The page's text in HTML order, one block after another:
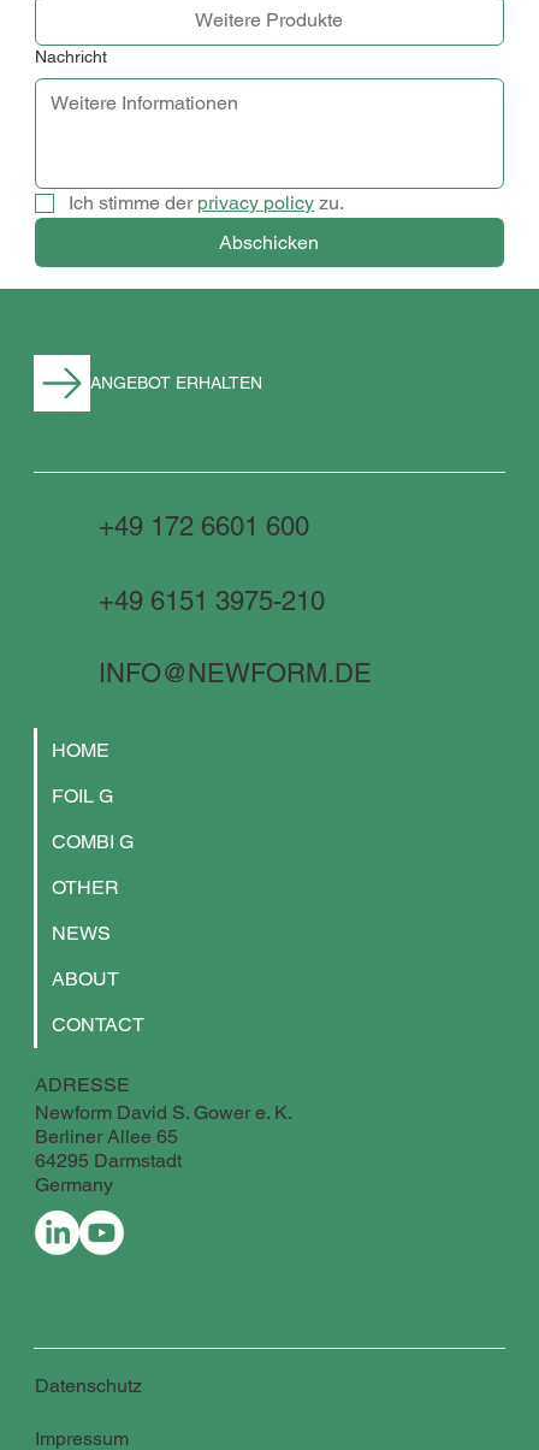
Weitere Produkte
Nachricht
Ich stimme der privacy policy zu.
Abschicken
ANGEBOT ERHALTEN
HOME
FOIL G
COMBI G
OTHER
NEWS
ABOUT
CONTACT
ADRESSE
Newform David S. Gower e. K.
Berliner Allee 65
64295 Darmstadt
Germany
+49 172 6601 600
+49 6151 3975-210
INFO@NEWFORM.DE
Datenschutz
Impressum